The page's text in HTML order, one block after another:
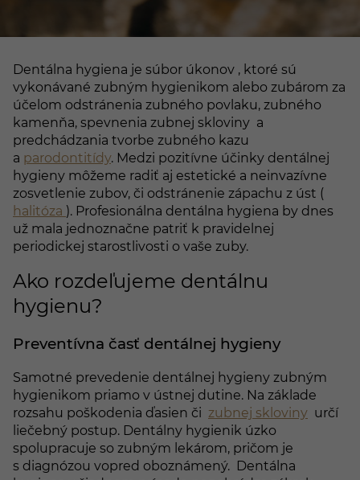
Dentálna hygiena je súbor úkonov , ktoré sú
vykonávané zubným hygienikom alebo zubárom za
účelom odstránenia zubného povlaku, zubného
kamenňa, spevnenia zubnej skloviny a
predchádzania tvorbe zubného kazu
a parodontitídy. Medzi pozitívne účinky dentálnej
hygieny môžeme radiť aj estetické a neinvazívne
zosvetlenie zubov, či odstránenie zápachu z úst (
halitóza ). Profesionálna dentálna hygiena by dnes
už mala jednoznačne patriť k pravidelnej
periodickej starostlivosti o vaše zuby.
Ako rozdeľujeme dentálnu
hygienu?
Preventívna časť dentálnej hygieny
Samotné prevedenie dentálnej hygieny zubným
hygienikom priamo v ústnej dutine. Na základe
rozsahu poškodenia ďasien či zubnej skloviny určí
liečebný postup. Dentálny hygienik úzko
spolupracuje so zubným lekárom, pričom je
s diagnózou vopred oboznámený. Dentálna